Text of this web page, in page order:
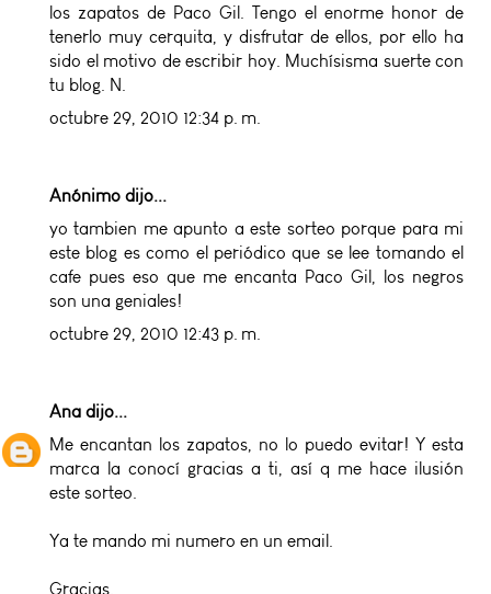
los zapatos de Paco Gil. Tengo el enorme honor de
tenerlo muy cerquita, y disfrutar de ellos, por ello ha
sido el motivo de escribir hoy. Muchísisma suerte con
tu blog. N.
octubre 29, 2010 12:34 p. m.
Anónimo dijo...
yo tambien me apunto a este sorteo porque para mi
este blog es como el periódico que se lee tomando el
cafe pues eso que me encanta Paco Gil, los negros
son una geniales!
octubre 29, 2010 12:43 p. m.
Ana dijo...
Me encantan los zapatos, no lo puedo evitar! Y esta
marca la conocí gracias a ti, así q me hace ilusión
este sorteo.
Ya te mando mi numero en un email.
Gracias.